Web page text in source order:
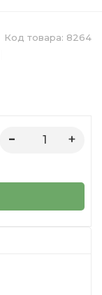
Код товара: 8264